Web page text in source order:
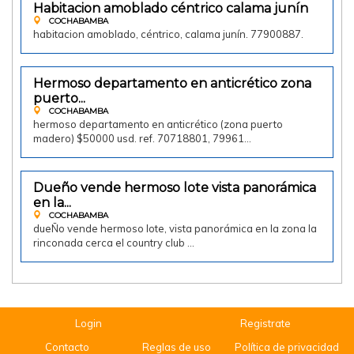
Doy en alquiler
Habitacion amoblado céntrico calama junín
COCHABAMBA
habitacion amoblado, céntrico, calama junín. 77900887.
Vendo
Hermoso departamento en anticrético zona
puerto...
COCHABAMBA
hermoso departamento en anticrético (zona puerto
madero) $50000 usd. ref. 70718801, 79961…
Vendo
Dueño vende hermoso lote vista panorámica
en la...
COCHABAMBA
dueÑo vende hermoso lote, vista panorámica en la zona la
rinconada cerca el country club …
Login
Registrate
Contacto
Reglas de uso Política de privacidad